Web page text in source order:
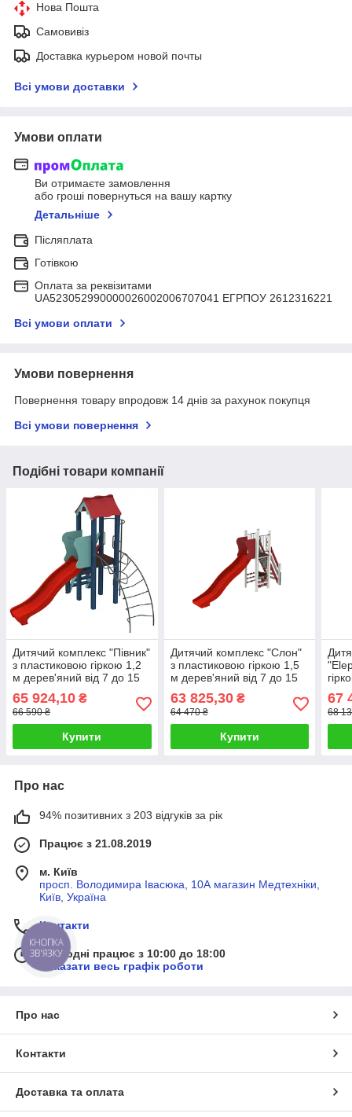
Нова Пошта
Самовивіз
Доставка курьером новой почты
Всі умови доставки
Умови оплати
Ви отримаєте замовлення
або гроші повернуться на вашу картку
Детальніше
Післяплата
Готівкою
Оплата за реквізитами
UA523052990000026002006707041 ЕГРПОУ 2612316221
Всі умови оплати
Умови повернення
Повернення товару впродовж 14 днів за рахунок покупця
Всі умови повернення
Подібні товари компанії
Дитячий комплекс "Півник"
з пластиковою гіркою 1,2
м дерев'яний від 7 до 15
років, ТМ Kidigo
65 924,10 ₴
66 590 ₴
Купити
Дитячий комплекс "Слон"
з пластиковою гіркою 1,5
м дерев'яний від 7 до 15
років, ТМ Kidigo
63 825,30₴
64 470 ₴
Купити
від
67
68
Про нас
94% позитивних з 203 відгуків за рік
Працює з 21.08.2019
м. Київ
просп. Володимира Івасюка, 10А магазин Медтехніки,
Київ, Україна
Контакти
Сьогодні працює з 10:00 до 18:00
Показати весь графік роботи
Про нас
Контакти
Доставка та оплата
КНОПКА
ЗВ'ЯЗКУ